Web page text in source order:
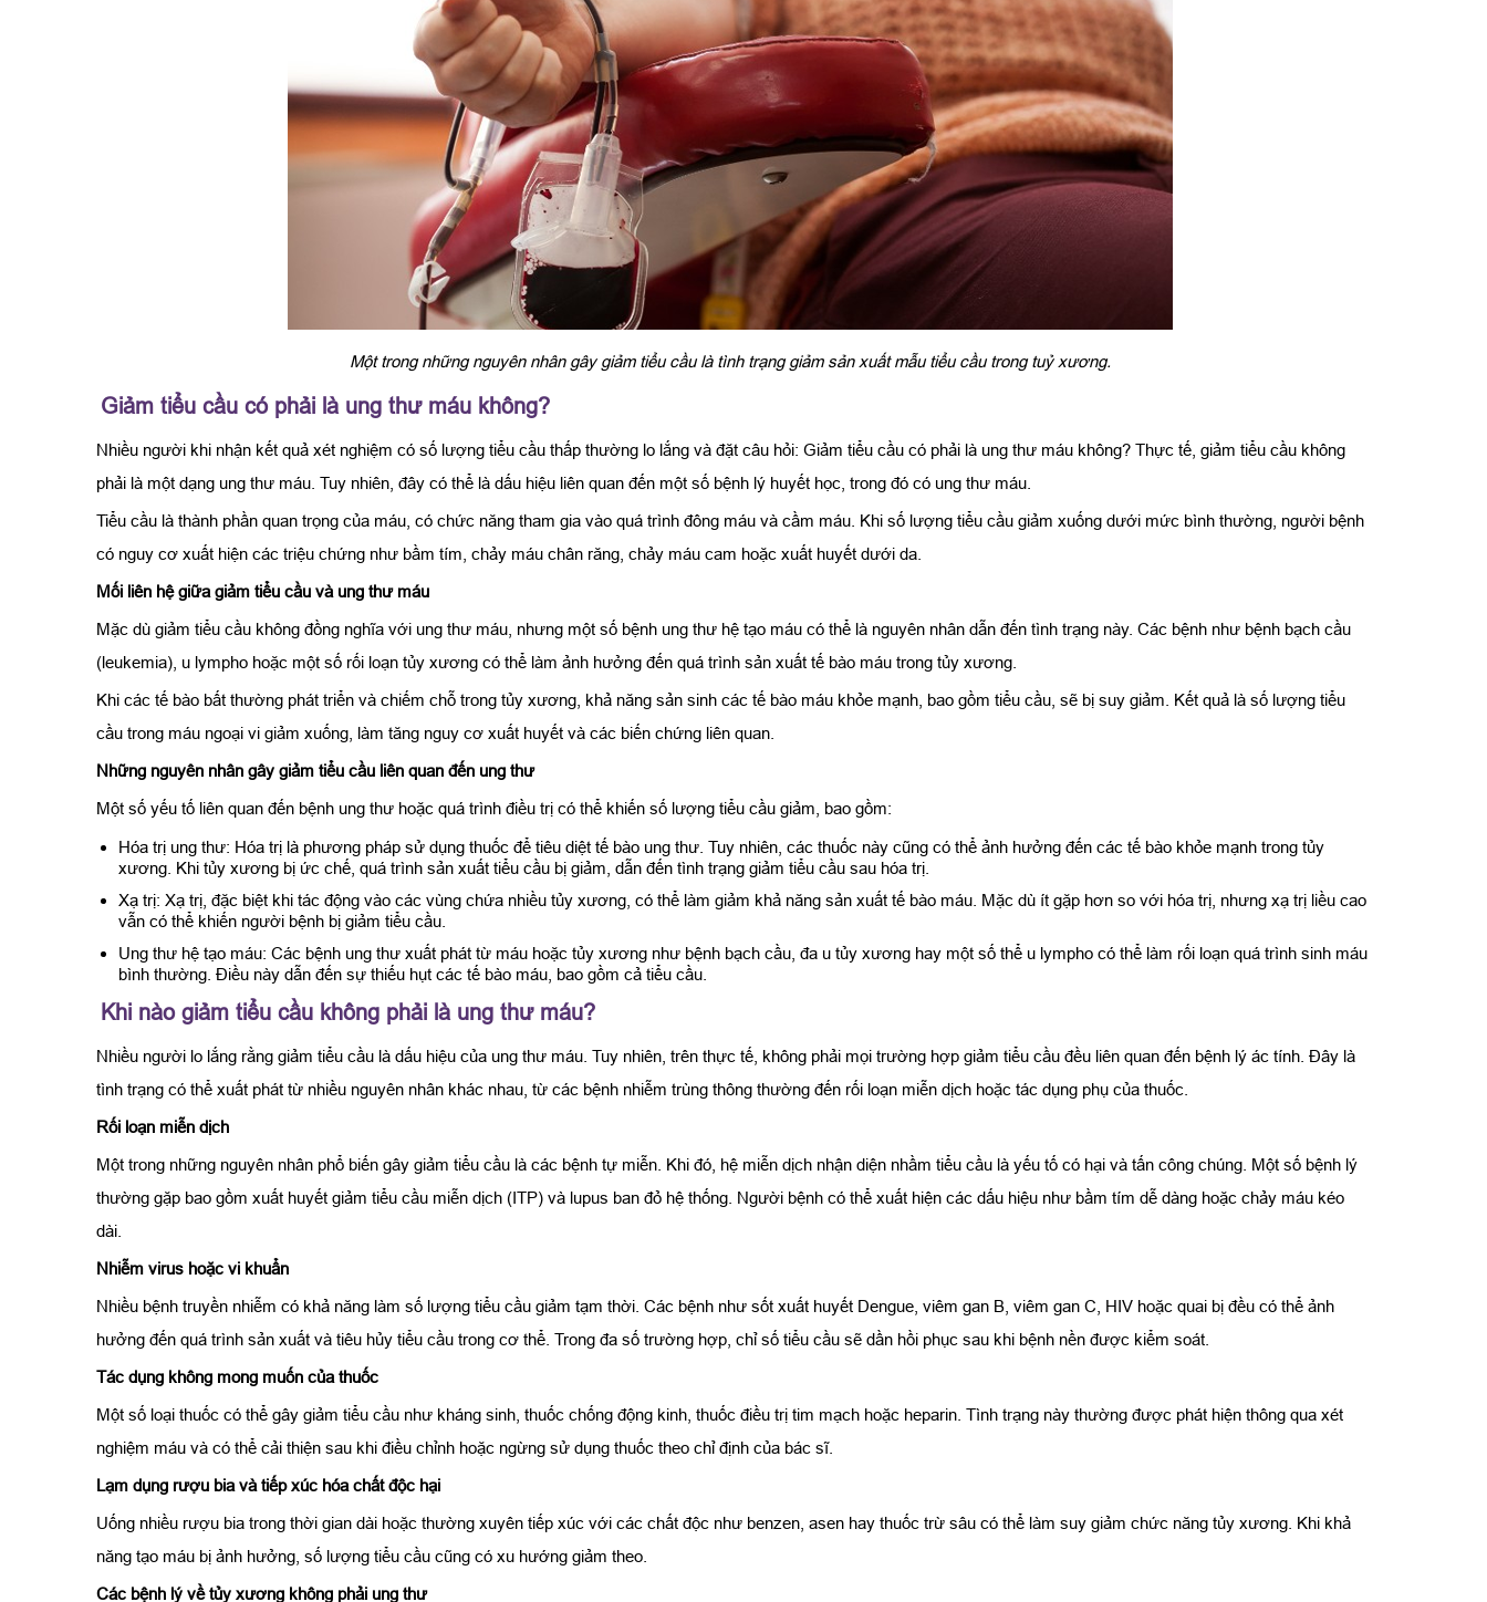
Một trong những nguyên nhân gây giảm tiểu cầu là tình trạng giảm sản xuất mẫu tiểu cầu trong tuỷ xương.
Giảm tiểu cầu có phải là ung thư máu không?
Nhiều người khi nhận kết quả xét nghiệm có số lượng tiểu cầu thấp thường lo lắng và đặt câu hỏi: Giảm tiểu cầu có phải là ung thư máu không? Thực tế, giảm tiểu cầu không
phải là một dạng ung thư máu. Tuy nhiên, đây có thể là dấu hiệu liên quan đến một số bệnh lý huyết học, trong đó có ung thư máu.
Tiểu cầu là thành phần quan trọng của máu, có chức năng tham gia vào quá trình đông máu và cầm máu. Khi số lượng tiểu cầu giảm xuống dưới mức bình thường, người bệnh
có nguy cơ xuất hiện các triệu chứng như bầm tím, chảy máu chân răng, chảy máu cam hoặc xuất huyết dưới da.
Mối liên hệ giữa giảm tiểu cầu và ung thư máu
Mặc dù giảm tiểu cầu không đồng nghĩa với ung thư máu, nhưng một số bệnh ung thư hệ tạo máu có thể là nguyên nhân dẫn đến tình trạng này. Các bệnh như bệnh bạch cầu
(leukemia), u lympho hoặc một số rối loạn tủy xương có thể làm ảnh hưởng đến quá trình sản xuất tế bào máu trong tủy xương.
Khi các tế bào bất thường phát triển và chiếm chỗ trong tủy xương, khả năng sản sinh các tế bào máu khỏe mạnh, bao gồm tiểu cầu, sẽ bị suy giảm. Kết quả là số lượng tiểu
cầu trong máu ngoại vi giảm xuống, làm tăng nguy cơ xuất huyết và các biến chứng liên quan.
Những nguyên nhân gây giảm tiểu cầu liên quan đến ung thư
Một số yếu tố liên quan đến bệnh ung thư hoặc quá trình điều trị có thể khiến số lượng tiểu cầu giảm, bao gồm:
Hóa trị ung thư: Hóa trị là phương pháp sử dụng thuốc để tiêu diệt tế bào ung thư. Tuy nhiên, các thuốc này cũng có thể ảnh hưởng đến các tế bào khỏe mạnh trong tủy
xương. Khi tủy xương bị ức chế, quá trình sản xuất tiểu cầu bị giảm, dẫn đến tình trạng giảm tiểu cầu sau hóa trị.
Xạ trị: Xạ trị, đặc biệt khi tác động vào các vùng chứa nhiều tủy xương, có thể làm giảm khả năng sản xuất tế bào máu. Mặc dù ít gặp hơn so với hóa trị, nhưng xạ trị liều cao
vẫn có thể khiến người bệnh bị giảm tiểu cầu.
Ung thư hệ tạo máu: Các bệnh ung thư xuất phát từ máu hoặc tủy xương như bệnh bạch cầu, đa u tủy xương hay một số thể u lympho có thể làm rối loạn quá trình sinh máu
bình thường. Điều này dẫn đến sự thiếu hụt các tế bào máu, bao gồm cả tiểu cầu.
Khi nào giảm tiểu cầu không phải là ung thư máu?
Nhiều người lo lắng rằng giảm tiểu cầu là dấu hiệu của ung thư máu. Tuy nhiên, trên thực tế, không phải mọi trường hợp giảm tiểu cầu đều liên quan đến bệnh lý ác tính. Đây là
tình trạng có thể xuất phát từ nhiều nguyên nhân khác nhau, từ các bệnh nhiễm trùng thông thường đến rối loạn miễn dịch hoặc tác dụng phụ của thuốc.
Rối loạn miễn dịch
Một trong những nguyên nhân phổ biến gây giảm tiểu cầu là các bệnh tự miễn. Khi đó, hệ miễn dịch nhận diện nhầm tiểu cầu là yếu tố có hại và tấn công chúng. Một số bệnh lý
thường gặp bao gồm xuất huyết giảm tiểu cầu miễn dịch (ITP) và lupus ban đỏ hệ thống. Người bệnh có thể xuất hiện các dấu hiệu như bầm tím dễ dàng hoặc chảy máu kéo
dài.
Nhiễm virus hoặc vi khuẩn
Nhiều bệnh truyền nhiễm có khả năng làm số lượng tiểu cầu giảm tạm thời. Các bệnh như sốt xuất huyết Dengue, viêm gan B, viêm gan C, HIV hoặc quai bị đều có thể ảnh
hưởng đến quá trình sản xuất và tiêu hủy tiểu cầu trong cơ thể. Trong đa số trường hợp, chỉ số tiểu cầu sẽ dần hồi phục sau khi bệnh nền được kiểm soát.
Tác dụng không mong muốn của thuốc
Một số loại thuốc có thể gây giảm tiểu cầu như kháng sinh, thuốc chống động kinh, thuốc điều trị tim mạch hoặc heparin. Tình trạng này thường được phát hiện thông qua xét
nghiệm máu và có thể cải thiện sau khi điều chỉnh hoặc ngừng sử dụng thuốc theo chỉ định của bác sĩ.
Lạm dụng rượu bia và tiếp xúc hóa chất độc hại
Uống nhiều rượu bia trong thời gian dài hoặc thường xuyên tiếp xúc với các chất độc như benzen, asen hay thuốc trừ sâu có thể làm suy giảm chức năng tủy xương. Khi khả
năng tạo máu bị ảnh hưởng, số lượng tiểu cầu cũng có xu hướng giảm theo.
Các bệnh lý về tủy xương không phải ung thư